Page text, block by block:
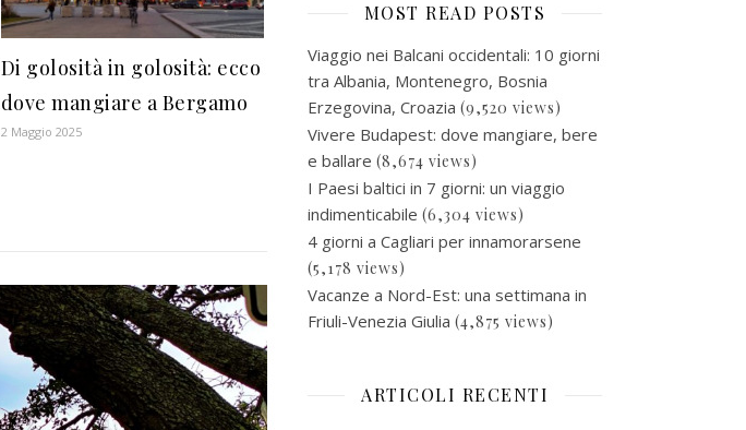
Di golosità in golosità: ecco
dove mangiare a Bergamo
2 Maggio 2025
MOST READ POSTS
Viaggio nei Balcani occidentali: 10 giorni
tra Albania, Montenegro, Bosnia
Erzegovina, Croazia (9,520 views)
Vivere Budapest: dove mangiare, bere
e ballare (8,674 views)
I Paesi baltici in 7 giorni: un viaggio
indimenticabile (6,304 views)
4 giorni a Cagliari per innamorarsene
(5,178 views)
Vacanze a Nord-Est: una settimana in
Friuli-Venezia Giulia (4,875 views)
ARTICOLI RECENTI